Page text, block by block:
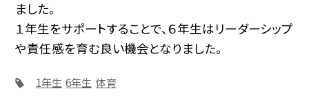
ました。
１年生をサポートすることで、６年生はリーダーシップ
や責任感を育む良い機会となりました。
1年生 6年生 体育